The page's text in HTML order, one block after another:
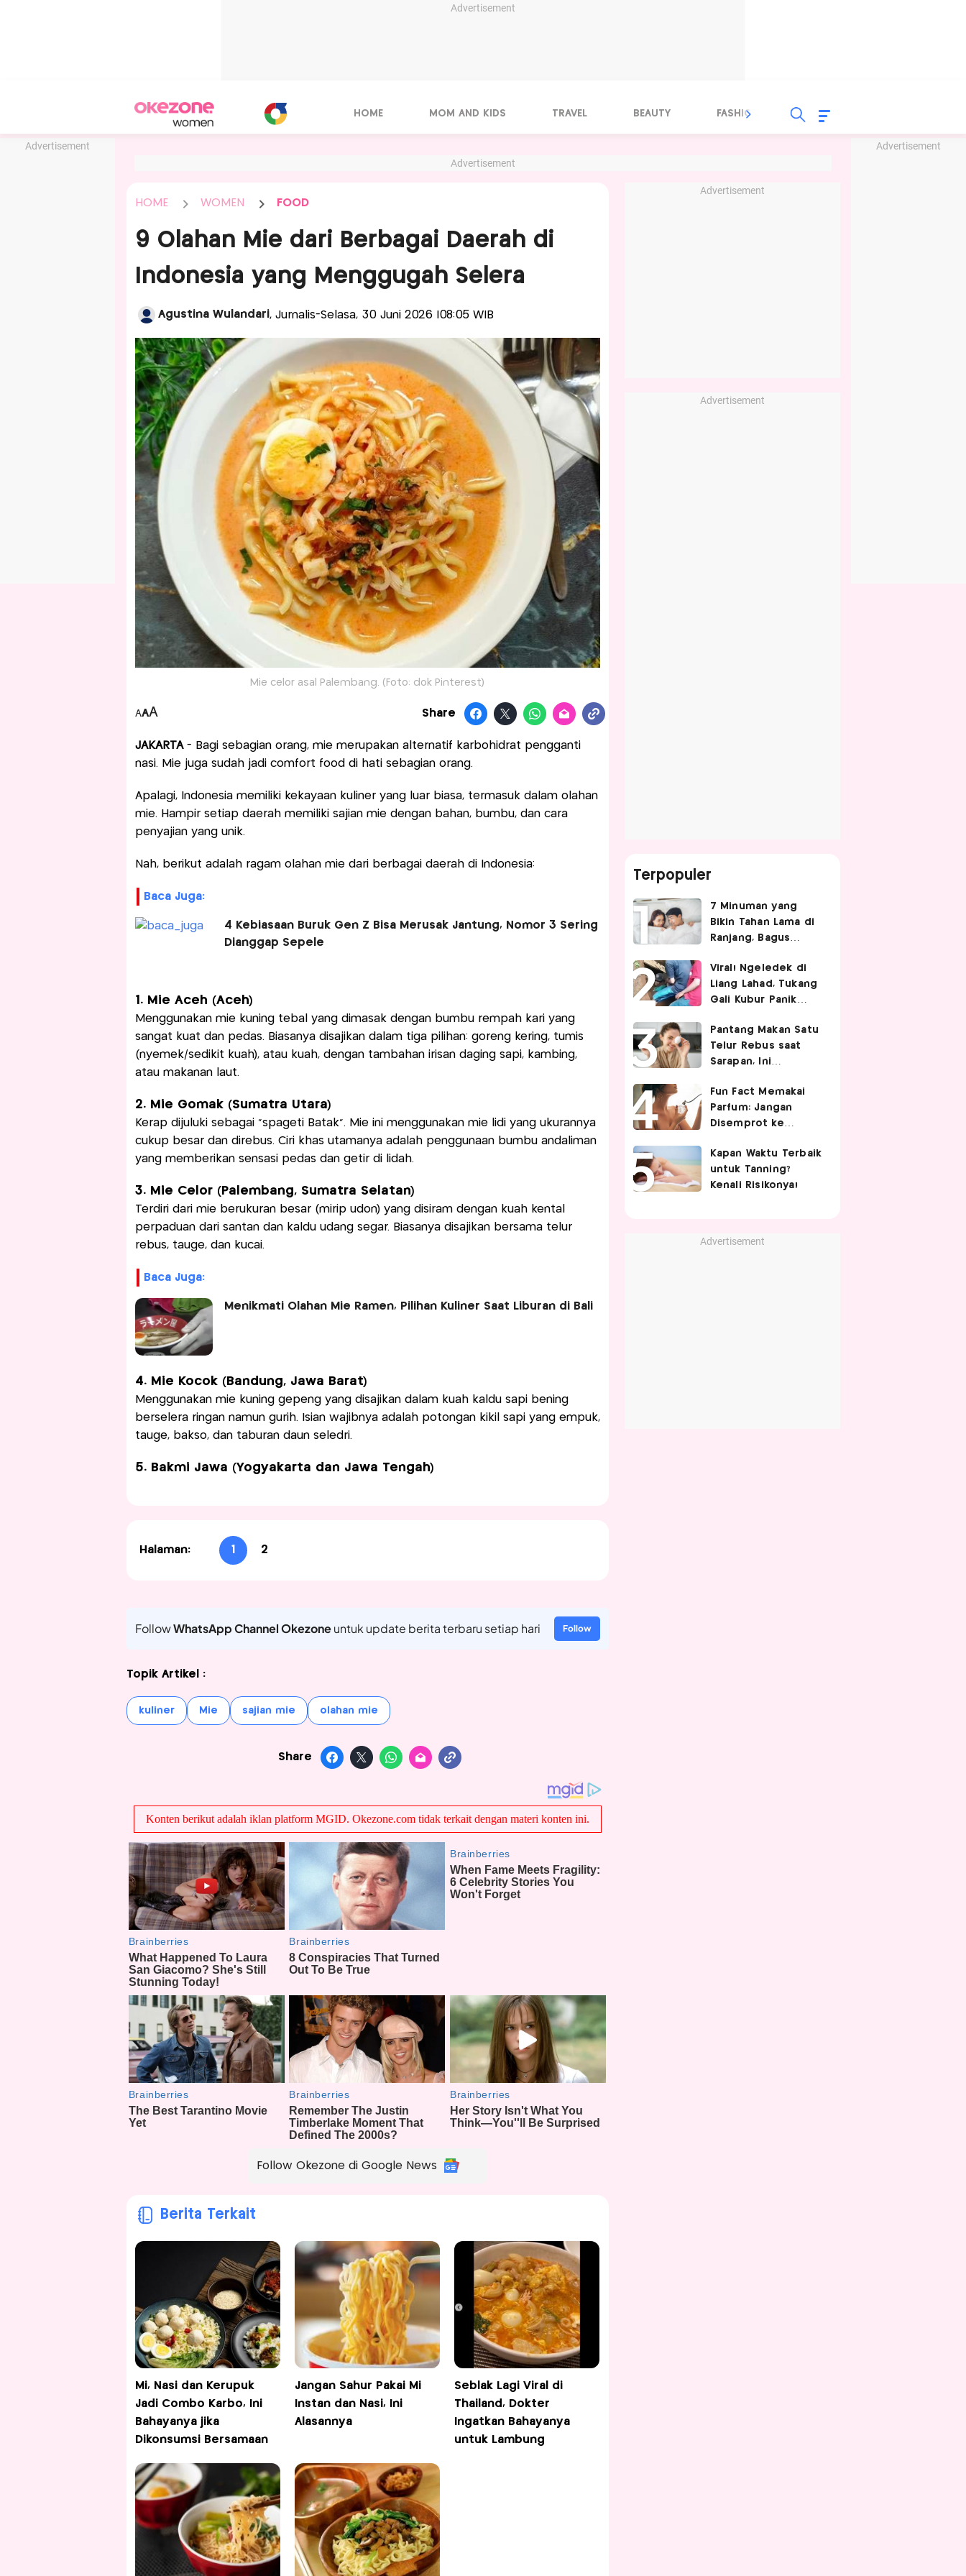
Advertisement
Advertisement Advertisement
HOME MOM AND KIDS TRAVEL BEAUTY FASHION FOOD
Advertisement
HOME WOMEN FOOD
9 Olahan Mie dari Berbagai Daerah di
Indonesia yang Menggugah Selera
Agustina Wulandari, Jurnalis-Selasa, 30 Juni 2026 |08:05 WIB
Mie celor asal Palembang. (Foto: dok Pinterest)
AAA Share
JAKARTA - Bagi sebagian orang, mie merupakan alternatif karbohidrat pengganti
nasi. Mie juga sudah jadi comfort food di hati sebagian orang.
Apalagi, Indonesia memiliki kekayaan kuliner yang luar biasa, termasuk dalam olahan
mie. Hampir setiap daerah memiliki sajian mie dengan bahan, bumbu, dan cara
penyajian yang unik.
Nah, berikut adalah ragam olahan mie dari berbagai daerah di Indonesia:
Baca Juga:
4 Kebiasaan Buruk Gen Z Bisa Merusak Jantung, Nomor 3 Sering
Dianggap Sepele
1. Mie Aceh (Aceh)
Menggunakan mie kuning tebal yang dimasak dengan bumbu rempah kari yang
sangat kuat dan pedas. Biasanya disajikan dalam tiga pilihan: goreng kering, tumis
(nyemek/sedikit kuah), atau kuah, dengan tambahan irisan daging sapi, kambing,
atau makanan laut.
2. Mie Gomak (Sumatra Utara)
Kerap dijuluki sebagai "spageti Batak". Mie ini menggunakan mie lidi yang ukurannya
cukup besar dan direbus. Ciri khas utamanya adalah penggunaan bumbu andaliman
yang memberikan sensasi pedas dan getir di lidah.
3. Mie Celor (Palembang, Sumatra Selatan)
Terdiri dari mie berukuran besar (mirip udon) yang disiram dengan kuah kental
perpaduan dari santan dan kaldu udang segar. Biasanya disajikan bersama telur
rebus, tauge, dan kucai.
Baca Juga:
Menikmati Olahan Mie Ramen, Pilihan Kuliner Saat Liburan di Bali
4. Mie Kocok (Bandung, Jawa Barat)
Menggunakan mie kuning gepeng yang disajikan dalam kuah kaldu sapi bening
berselera ringan namun gurih. Isian wajibnya adalah potongan kikil sapi yang empuk,
tauge, bakso, dan taburan daun seledri.
5. Bakmi Jawa (Yogyakarta dan Jawa Tengah)
Halaman: 1 2
FollowWhatsApp Channel Okezoneuntuk update berita terbaru setiap hari Follow
Topik Artikel :
kuliner Mie sajian mie olahan mie
Share
Follow Okezone di Google News
Berita Terkait
Mi, Nasi dan Kerupuk
Jadi Combo Karbo, Ini
Bahayanya jika
Dikonsumsi Bersamaan
Jangan Sahur Pakai Mi
Instan dan Nasi, Ini
Alasannya
Seblak Lagi Viral di
Thailand, Dokter
Ingatkan Bahayanya
untuk Lambung
Advertisement
Advertisement
Terpopuler
7 Minuman yang
Bikin Tahan Lama di
Ranjang, Bagus
Hubungan Intim
Viral! Ngeledek di
Liang Lahad, Tukang
Gali Kubur Panik
Pantang Makan Satu
Telur Rebus saat
Sarapan, Ini
Ahli Gizi!
Fun Fact Memakai
Parfum: Jangan
Disemprot ke
Golden Time
Memakainya!
Kapan Waktu Terbaik
untuk Tanning?
Kenali Risikonya!
Advertisement